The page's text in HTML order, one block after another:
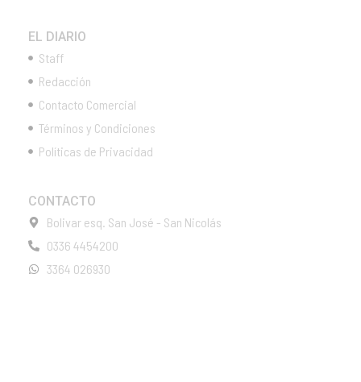
EL DIARIO
Staff
Redacción
Contacto Comercial
Términos y Condiciones
Políticas de Privacidad
CONTACTO
Bolivar esq. San José - San Nicolás
0336 4454200
3364 026930